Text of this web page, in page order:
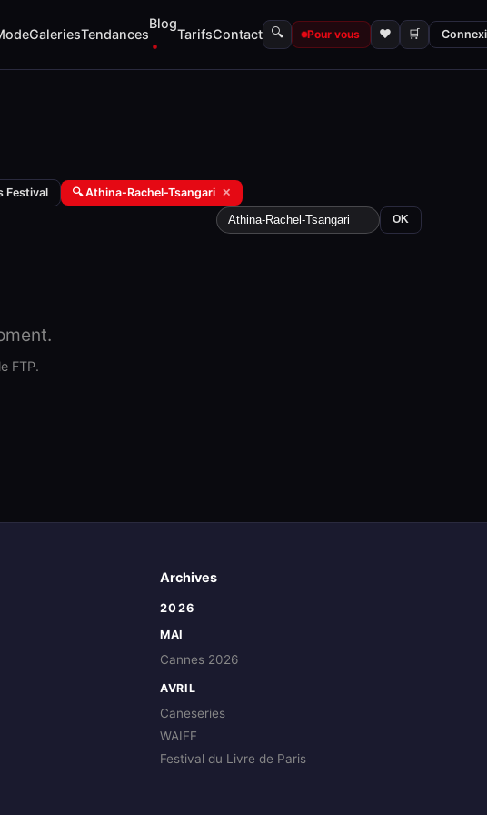
GaleriesTendances
Blog
TarifsContact 🔍 Pour vous ♥ 🛒
Festival 🔍 Athina-Rachel-Tsangari ✕
OK
FTP.
Archives
2026
MAI
Cannes 2026
AVRIL
Caneseries
WAIFF
Festival du Livre de Paris